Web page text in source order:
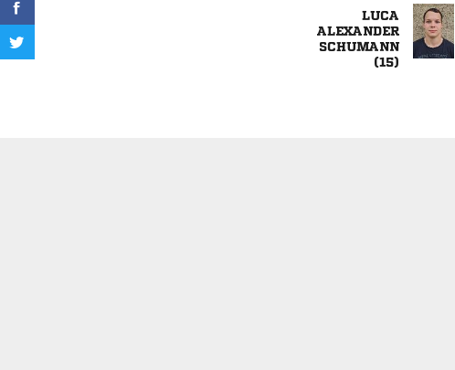



